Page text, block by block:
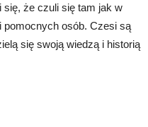
się, że czuli się tam jak w
pomocnych osób. Czesi są
się swoją wiedzą i historią